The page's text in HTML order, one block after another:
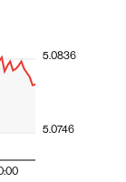
Latina;
de chips
5.0746
5.0836